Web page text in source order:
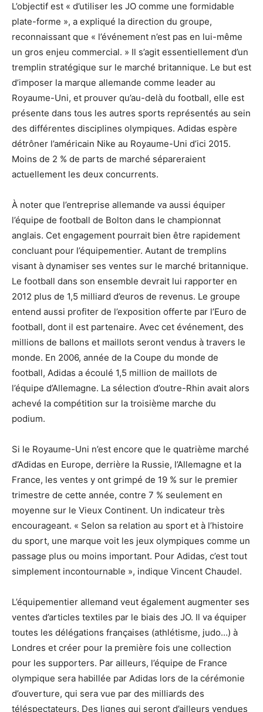
L’objectif est « d’utiliser les JO comme une formidable
plate-forme », a expliqué la direction du groupe,
reconnaissant que « l’événement n’est pas en lui-même
un gros enjeu commercial. » Il s’agit essentiellement d’un
tremplin stratégique sur le marché britannique. Le but est
d’imposer la marque allemande comme leader au
Royaume-Uni, et prouver qu’au-delà du football, elle est
présente dans tous les autres sports représentés au sein
des différentes disciplines olympiques. Adidas espère
détrôner l’américain Nike au Royaume-Uni d’ici 2015.
Moins de 2 % de parts de marché sépareraient
actuellement les deux concurrents.
À noter que l’entreprise allemande va aussi équiper
l’équipe de football de Bolton dans le championnat
anglais. Cet engagement pourrait bien être rapidement
concluant pour l’équipementier. Autant de tremplins
visant à dynamiser ses ventes sur le marché britannique.
Le football dans son ensemble devrait lui rapporter en
2012 plus de 1,5 milliard d’euros de revenus. Le groupe
entend aussi profiter de l’exposition offerte par l’Euro de
football, dont il est partenaire. Avec cet événement, des
millions de ballons et maillots seront vendus à travers le
monde. En 2006, année de la Coupe du monde de
football, Adidas a écoulé 1,5 million de maillots de
l’équipe d’Allemagne. La sélection d’outre-Rhin avait alors
achevé la compétition sur la troisième marche du
podium.
Si le Royaume-Uni n’est encore que le quatrième marché
d’Adidas en Europe, derrière la Russie, l’Allemagne et la
France, les ventes y ont grimpé de 19 % sur le premier
trimestre de cette année, contre 7 % seulement en
moyenne sur le Vieux Continent. Un indicateur très
encourageant. « Selon sa relation au sport et à l’histoire
du sport, une marque voit les jeux olympiques comme un
passage plus ou moins important. Pour Adidas, c’est tout
simplement incontournable », indique Vincent Chaudel.
L’équipementier allemand veut également augmenter ses
ventes d’articles textiles par le biais des JO. Il va équiper
toutes les délégations françaises (athlétisme, judo…) à
Londres et créer pour la première fois une collection
pour les supporters. Par ailleurs, l’équipe de France
olympique sera habillée par Adidas lors de la cérémonie
d’ouverture, qui sera vue par des milliards des
téléspectateurs. Des lignes qui seront d’ailleurs vendues